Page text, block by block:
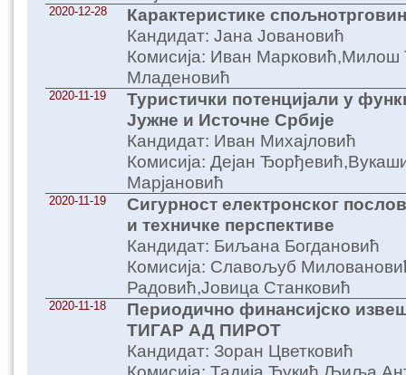
2020-12-28
Карактеристике
Кандидат: Јана Јовановић
Комисија: Иван Марковић,Милош
Младеновић
2020-11-19
Туристички потенцијали у
Јужне и Источне Србије
Кандидат: Иван Михајловић
Комисија: Дејан
Марјановић
2020-11-19
Сигурност електронског
и техничке перспективе
Кандидат: Биљана Богдановић
Комисија: Славољуб
Радовић,Јовица Станковић
2020-11-18
Периодично финансијско
ТИГАР АД ПИРОТ
Кандидат: Зоран Цветковић